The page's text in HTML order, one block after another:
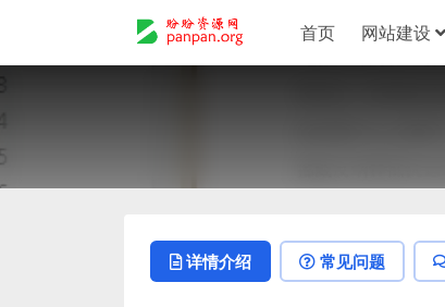
首页 网站建设
详情介绍 常见问题